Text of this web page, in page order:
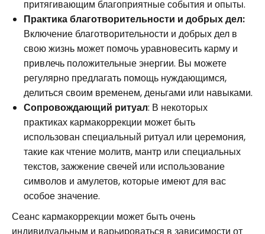
притягивающим благоприятные события и опыты.
Практика благотворительности и добрых дел:
Включение благотворительности и добрых дел в
свою жизнь может помочь уравновесить карму и
привлечь положительные энергии. Вы можете
регулярно предлагать помощь нуждающимся,
делиться своим временем, деньгами или навыками.
Сопровождающий ритуал: В некоторых
практиках кармакоррекции может быть
использован специальный ритуал или церемония,
такие как чтение молитв, мантр или специальных
текстов, зажжение свечей или использование
символов и амулетов, которые имеют для вас
особое значение.
Сеанс кармакоррекции может быть очень
индивидуальным и варьироваться в зависимости от